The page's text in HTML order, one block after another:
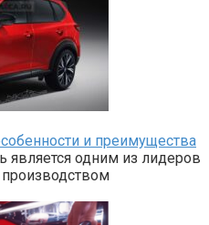
и преимущества
является одним из лидеров